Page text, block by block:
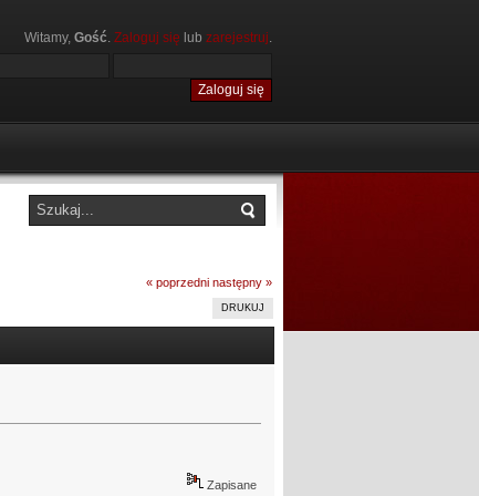
Witamy, Gość. Zaloguj się lub zarejestruj.
« poprzedni następny »
DRUKUJ
Zapisane